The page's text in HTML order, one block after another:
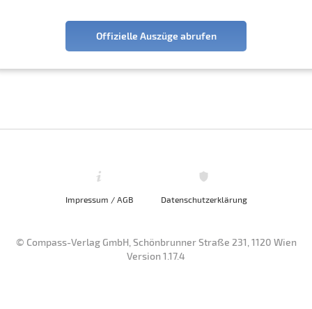
Offizielle Auszüge abrufen
Impressum / AGB Datenschutzerklärung
© Compass-Verlag GmbH, Schönbrunner Straße 231, 1120 Wien
Version 1.17.4